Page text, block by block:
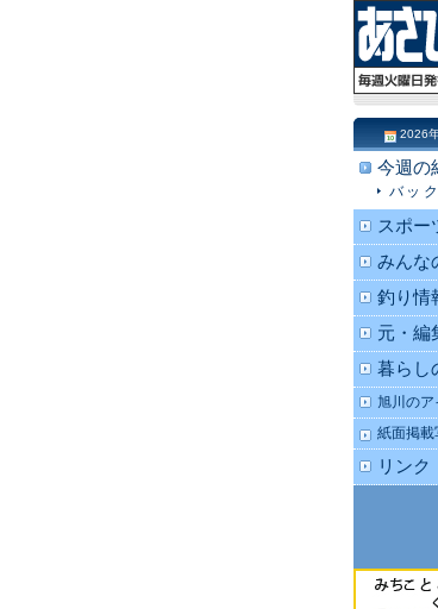
2026
今週の
バッ
スポー
みんな
釣り情
元・編
暮らし
旭川の
紙面掲載
リンク